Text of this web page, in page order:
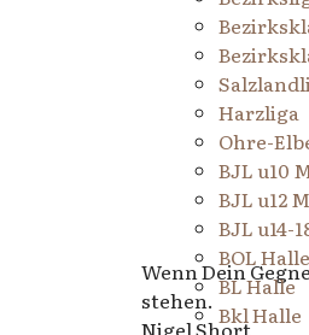
Wenn Dein
stehen.
Nigel Short
Harzliga
Ohre-
BJL u10
BJL u12
BJL u14-
BOL Halle
BL Halle
Bkl Halle